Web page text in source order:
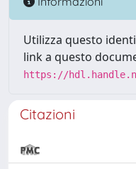
Utilizza questo
link a questo
https://
Citazioni